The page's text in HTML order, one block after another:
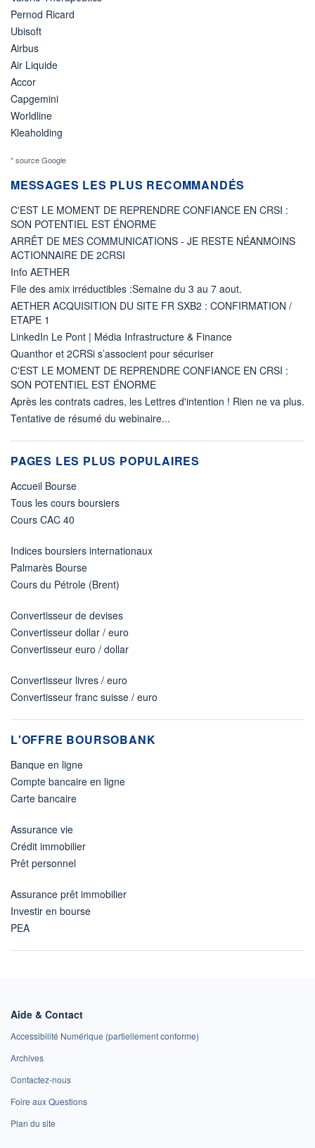
Pernod Ricard
Ubisoft
Airbus
Air Liquide
Accor
Capgemini
Worldline
Kleaholding
* source Google
MESSAGES LES PLUS RECOMMANDÉS
C'EST LE MOMENT DE REPRENDRE CONFIANCE EN CRSI :
SON POTENTIEL EST ÉNORME
ARRÊT DE MES COMMUNICATIONS - JE RESTE NÉANMOINS
ACTIONNAIRE DE 2CRSI
Info AETHER
File des amix irréductibles :Semaine du 3 au 7 aout.
AETHER ACQUISITION DU SITE FR SXB2 : CONFIRMATION /
ETAPE 1
LinkedIn Le Pont | Média Infrastructure & Finance
Quanthor et 2CRSi s’associent pour sécuriser
C'EST LE MOMENT DE REPRENDRE CONFIANCE EN CRSI :
SON POTENTIEL EST ÉNORME
Après les contrats cadres, les Lettres d'intention ! Rien ne va plus.
Tentative de résumé du webinaire...
PAGES LES PLUS POPULAIRES
Accueil Bourse
Tous les cours boursiers
Cours CAC 40
Indices boursiers internationaux
Palmarès Bourse
Cours du Pétrole (Brent)
Convertisseur de devises
Convertisseur dollar / euro
Convertisseur euro / dollar
Convertisseur livres / euro
Convertisseur franc suisse / euro
L'OFFRE BOURSOBANK
Banque en ligne
Compte bancaire en ligne
Carte bancaire
Assurance vie
Crédit immobilier
Prêt personnel
Assurance prêt immobilier
Investir en bourse
PEA
Aide & Contact
Accessibilité Numérique (partiellement conforme)
Archives
Contactez-nous
Foire aux Questions
Plan du site